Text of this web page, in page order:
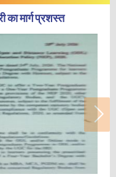
का मार्ग प्रशस्त